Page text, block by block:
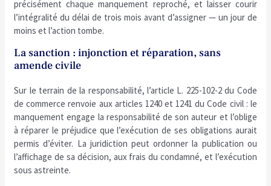
précisément chaque manquement reproché, et laisser courir
l’intégralité du délai de trois mois avant d’assigner — un jour de
moins et l’action tombe.
La sanction : injonction et réparation, sans
amende civile
Sur le terrain de la responsabilité, l’article L. 225-102-2 du Code
de commerce renvoie aux articles 1240 et 1241 du Code civil : le
manquement engage la responsabilité de son auteur et l’oblige
à réparer le préjudice que l’exécution de ses obligations aurait
permis d’éviter. La juridiction peut ordonner la publication ou
l’affichage de sa décision, aux frais du condamné, et l’exécution
sous astreinte.